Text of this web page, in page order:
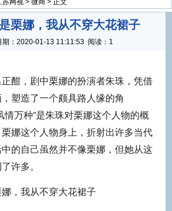
栗娜，我从不穿大花裙子
： 2020-01-13 11:11:53 阅读：1
正酣，剧中栗娜的扮演者朱珠，凭借
塑造了一个颇具路人缘的角
情万种”是朱珠对栗娜这个人物的概
娜这个人物身上，折射出许多当代
的自己虽然并不像栗娜，但她从这
许多。